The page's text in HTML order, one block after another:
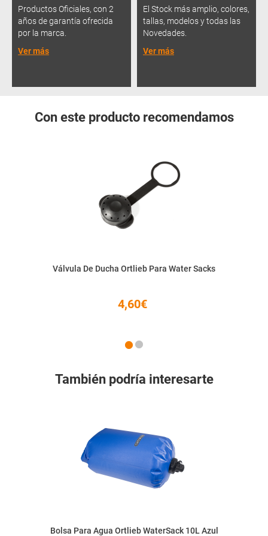
Productos Oficiales, con 2
años de garantía ofrecida
por la marca.
Ver más
El Stock más amplio, colores,
tallas, modelos y todas las
Novedades.
Ver más
Con este producto recomendamos
Válvula De Ducha Ortlieb Para Water Sacks
4,60€
También podría interesarte
Bolsa Para Agua Ortlieb WaterSack 10L Azul